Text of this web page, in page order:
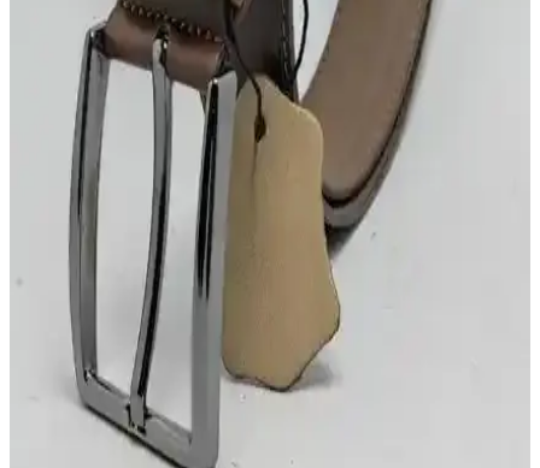
İki popüler erkek kemerini detaylı karşılaştırıyoruz. Hakiki deri ve
manda derisi kemerlerin özellikleri, kullanıcı yorumları ve
avantajlarıyla en uygun seçimi yapmanıza yardımcı oluyoruz.
DeFacto Erkek Suni Deri Kemerleri Karşılaştırması:
Tasarım, Malzeme ve Kullanım Özellikleri
İki DeFacto erkek suni deri kemerini detaylı karşılaştırıyoruz.
Tasarım, malzeme ve kullanıcı deneyimleriyle en uygun seçimi
yapmanıza yardımcı oluyoruz.
Livize Manda Derisi Erkek Kemeri Karşılaştırması:
Otomatik ve Kot Modelleri Analizi
Bu makalede, Livize'nin otomatik tokalı ve kot kemeri modelleri
detaylı şekilde karşılaştırılıyor, kalite, kullanım kolaylığı ve tasarım
özellikleriyle en uygun seçimi yapmanıza yardımcı oluyor.
Hakiki Deri Erkek Kemerleri Karşılaştırması: Eds
ve Partscraft Modellerinin Özellikleri ve Kullanıcı